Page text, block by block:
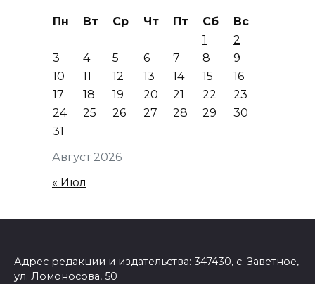
Август 2026
Пн Вт Ср Чт Пт Сб
Вс
1
2
3
4 5 6 7 8
9
10
11 12 13 14 15
16
17
18 19 20 21 22
23
24
25 26 27 28 29
30
31
« Июл
Адрес редакции и издательства: 347430, с. Заветное,
ул. Ломоносова, 50